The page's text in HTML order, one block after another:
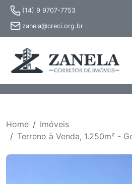
(14) 9 9707-7753
zanela@creci.org.br
Home
Imóveis
Terreno à Venda, 1.250m² -